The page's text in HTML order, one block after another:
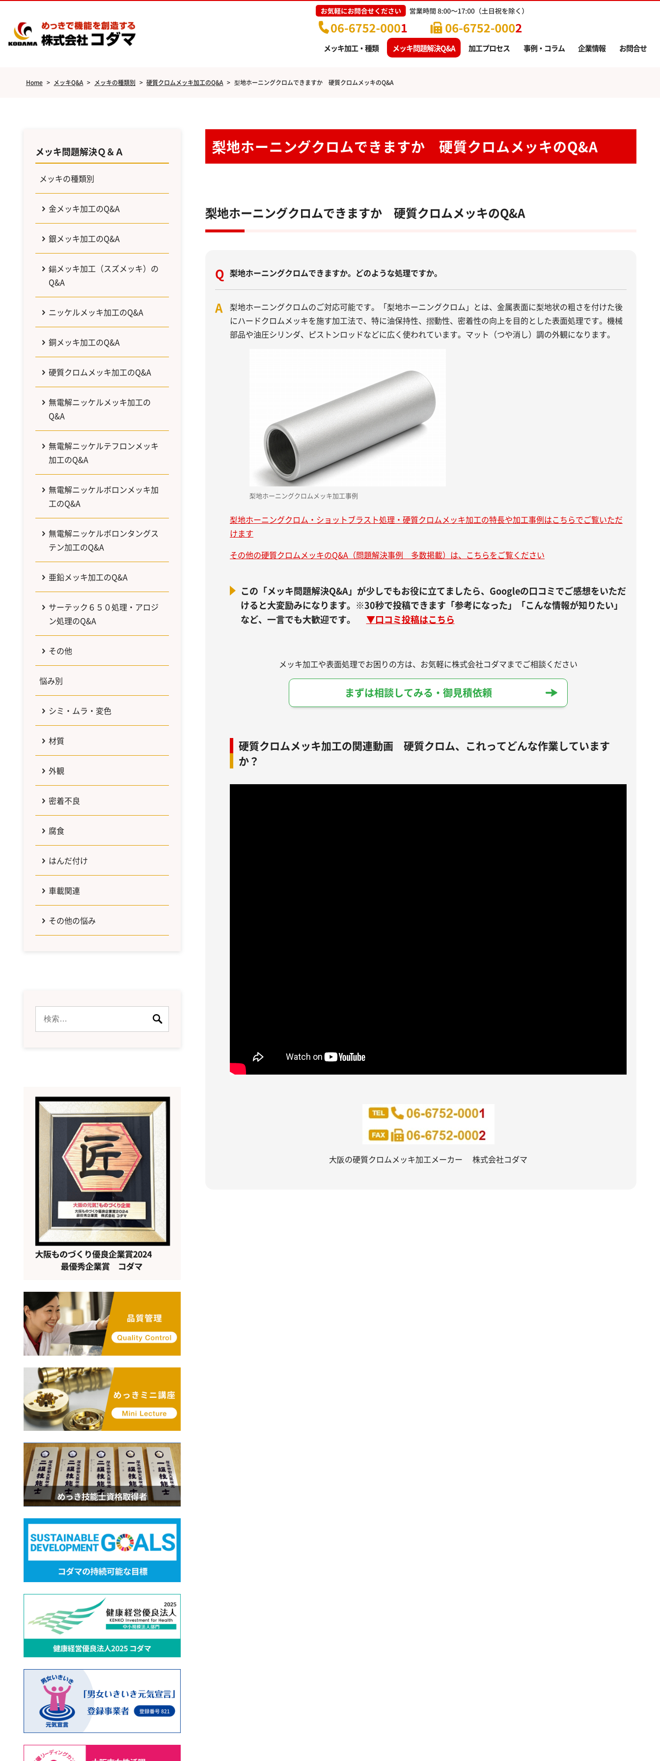
メッキ加工・種類 メッキ問題解決Q&A 加工プロセス 事例・コラム 企業情報 お問合せ
Home > メッキQ&A > メッキの種類別 > 硬質クロムメッキ加工のQ&A > 梨地ホーニングクロムできますか 硬質クロムメッキのQ&A
梨地ホーニングクロムできますか 硬質クロムメッキのQ&A
梨地ホーニングクロムできますか 硬質クロムメッキのQ&A
Q 梨地ホーニングクロムできますか。どのような処理ですか。
A
梨地ホーニングクロムのご対応可能です。「梨地ホーニングクロム」とは、金属表面に梨地状の粗さを付けた後
にハードクロムメッキを施す加工法で、特に油保持性、摺動性、密着性の向上を目的とした表面処理です。機械
部品や油圧シリンダ、ピストンロッドなどに広く使われています。マット（つや消し）調の外観になります。
梨地ホーニングクロムメッキ加工事例
梨地ホーニングクロム・ショットブラスト処理・硬質クロムメッキ加工の特長や加工事例はこちらでご覧いただ
けます
その他の硬質クロムメッキのQ&A（問題解決事例 多数掲載）は、こちらをご覧ください
この「メッキ問題解決Q&A」が少しでもお役に立てましたら、Googleの口コミでご感想をいただ
けると大変励みになります。※30秒で投稿できます「参考になった」「こんな情報が知りたい」
など、一言でも大歓迎です。 ▼口コミ投稿はこちら
メッキ加工や表面処理でお困りの方は、お気軽に株式会社コダマまでご相談ください
まずは相談してみる・御見積依頼
硬質クロムメッキ加工の関連動画 硬質クロム、これってどんな作業しています
か？
大阪の硬質クロムメッキ加工メーカー 株式会社コダマ
メッキ問題解決Ｑ＆Ａ
メッキの種類別
金メッキ加工のQ&A
銀メッキ加工のQ&A
錫メッキ加工（スズメッキ）の
Q&A
ニッケルメッキ加工のQ&A
銅メッキ加工のQ&A
硬質クロムメッキ加工のQ&A
無電解ニッケルメッキ加工の
Q&A
無電解ニッケルテフロンメッキ
加工のQ&A
無電解ニッケルボロンメッキ加
工のQ&A
無電解ニッケルボロンタングス
テン加工のQ&A
亜鉛メッキ加工のQ&A
サーテック６５０処理・アロジ
ン処理のQ&A
その他
悩み別
シミ・ムラ・変色
材質
外観
密着不良
腐食
はんだ付け
車載関連
その他の悩み
索: